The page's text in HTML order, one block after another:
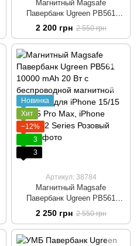
Магнитный Magsafe
Павербанк Ugreen PB561
10000 mAh 20 Вт с
беспроводной магнитной
зарядкой для iPhone 15/15
Pro/15 Pro Max, iPhone
14/13/12 Series Бежевыйй
2 200 грн 2 550 грн
Новинка
Хит
−12%
3
3
Артикул: 38784
Магнитный Magsafe
Павербанк Ugreen PB561
10000 mAh 20 Вт с
беспроводной магнитной
зарядкой для iPhone 15/15
Pro/15 Pro Max, iPhone
2 250 грн 2 550 грн